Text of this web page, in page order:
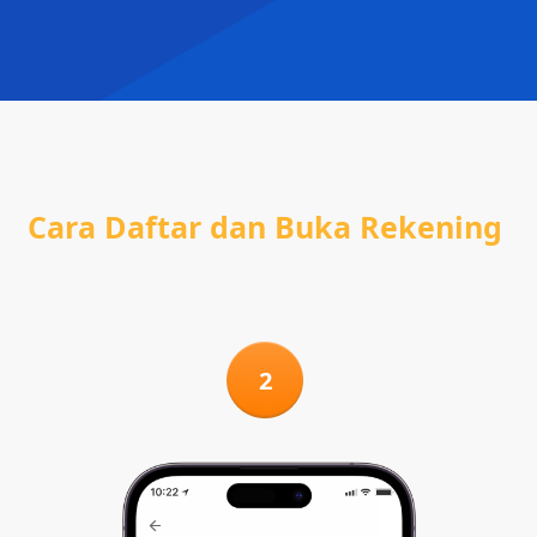
Cara Daftar dan Buka Rekening
2